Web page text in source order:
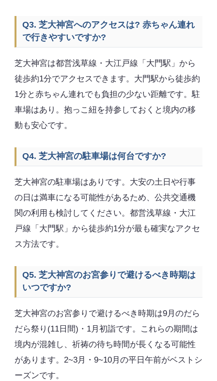
Q3. 芝大神宮へのアクセスは? 赤ちゃん連れ
で行きやすいですか?
芝大神宮は都営浅草線・大江戸線「大門駅」から
徒歩約1分でアクセスできます。大門駅から徒歩約
1分と赤ちゃん連れでも負担の少ない距離です。駐
車場はあり。抱っこ紐を持参しておくと境内の移
動も安心です。
Q4. 芝大神宮の駐車場は何台ですか?
芝大神宮の駐車場はありです。大安の土日や行事
の日は満車になる可能性があるため、公共交通機
関の利用も検討してください。都営浅草線・大江
戸線「大門駅」から徒歩約1分が最も確実なアクセ
ス方法です。
Q5. 芝大神宮のお宮参りで避けるべき時期は
いつですか?
芝大神宮のお宮参りで避けるべき時期は9月のだら
だら祭り(11日間)・1月初詣です。これらの期間は
境内が混雑し、祈祷の待ち時間が長くなる可能性
があります。2~3月・9~10月の平日午前がベストシ
ーズンです。